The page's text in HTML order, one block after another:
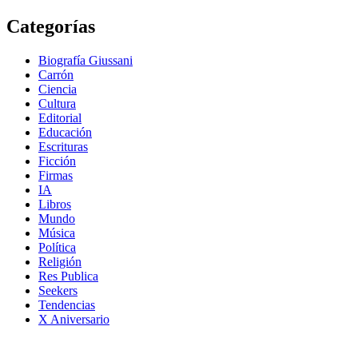
Categorías
Biografía Giussani
Carrón
Ciencia
Cultura
Editorial
Educación
Escrituras
Ficción
Firmas
IA
Libros
Mundo
Música
Política
Religión
Res Publica
Seekers
Tendencias
X Aniversario